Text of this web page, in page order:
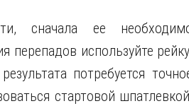
сначала ее
перепадов используйте
потребуется
стартовой